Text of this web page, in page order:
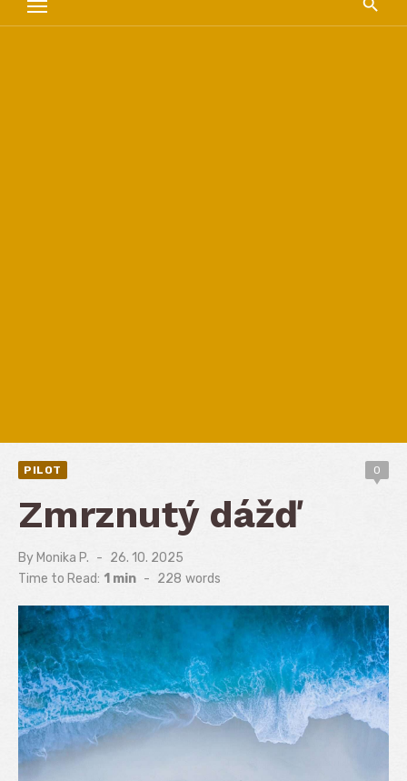
PILOT 0
Zmrznutý dážď
By Monika P.
Posted
on
26. 10. 2025
Time to Read: 1 min - 228 words